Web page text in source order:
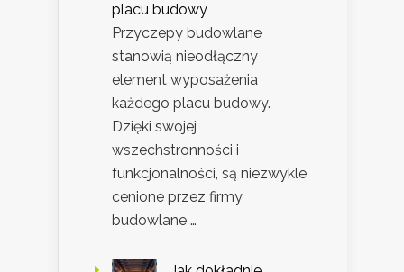
placu budowy
Przyczepy budowlane
stanowią nieodłączny
element wyposażenia
każdego placu budowy.
Dzięki swojej
wszechstronności i
funkcjonalności, są niezwykle
cenione przez firmy
budowlane …